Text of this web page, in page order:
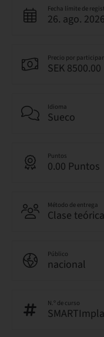
Fecha límite de
26. ago.
Precio por
SEK 8500.00
Idioma
Sueco
Puntos
0.00 Puntos
Método de entrega
Clase teórica
Público
nacional
N.º de curso